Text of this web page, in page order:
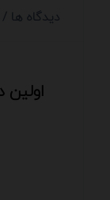
دیدگاه
اولین